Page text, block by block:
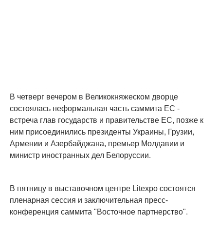
В четверг вечером в Великокняжеском дворце
состоялась неформальная часть саммита ЕС -
встреча глав государств и правительстве ЕС, позже к
ним присоединились президенты Украины, Грузии,
Армении и Азербайджана, премьер Молдавии и
министр иностранных дел Белоруссии.
В пятницу в выставочном центре Litexpo состоятся
пленарная сессия и заключительная пресс-
конференция саммита "Восточное партнерство".